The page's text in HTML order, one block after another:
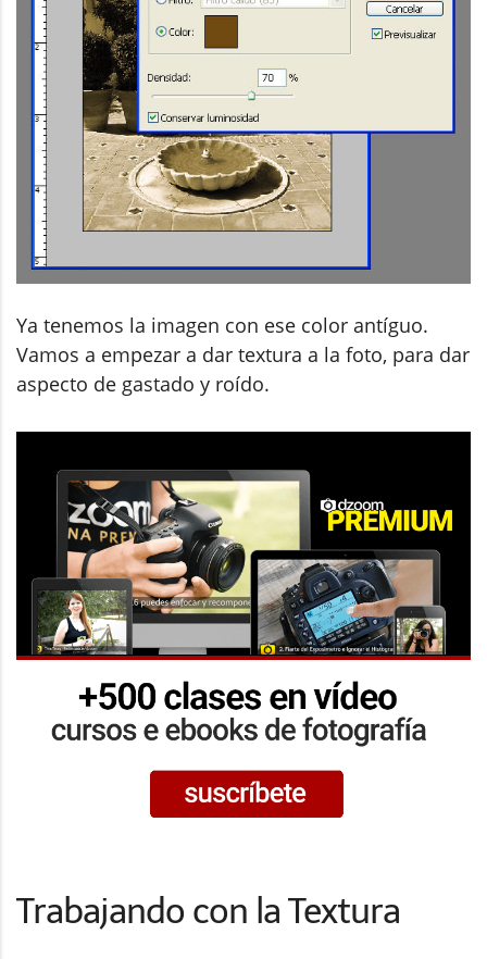
Ya tenemos la imagen con ese color antíguo.
Vamos a empezar a dar textura a la foto, para dar
aspecto de gastado y roído.
Trabajando con la Textura